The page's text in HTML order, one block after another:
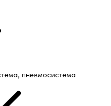
пневмосистема